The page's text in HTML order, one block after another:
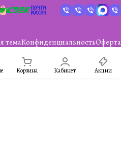
темаКонфиденциальностьОферта
Корзина Кабинет Акции